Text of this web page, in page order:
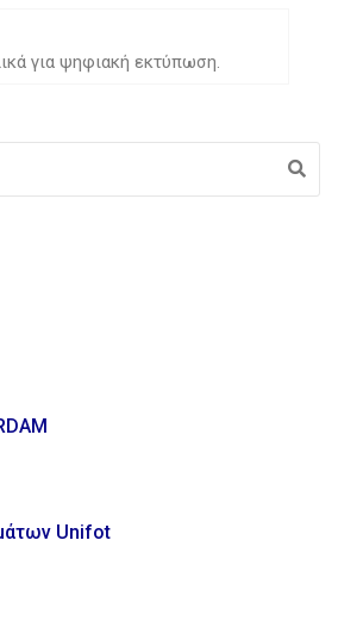
για ψηφιακή εκτύπωση.
Unifot